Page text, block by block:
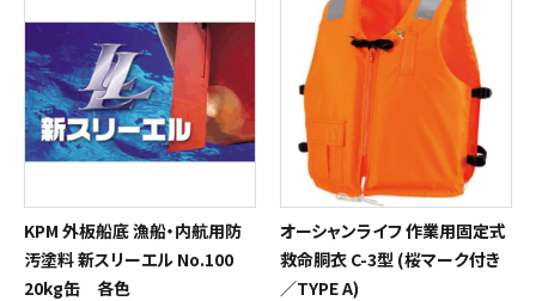
KPM 外板船底 漁船・内航用防
汚塗料 新スリーエル No.100
20kg缶 各色
オーシャンライフ 作業用固定式
救命胴衣 C-3型 (桜マーク付き
／TYPE A)